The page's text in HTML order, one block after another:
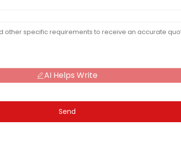
AI Helps Write
Send